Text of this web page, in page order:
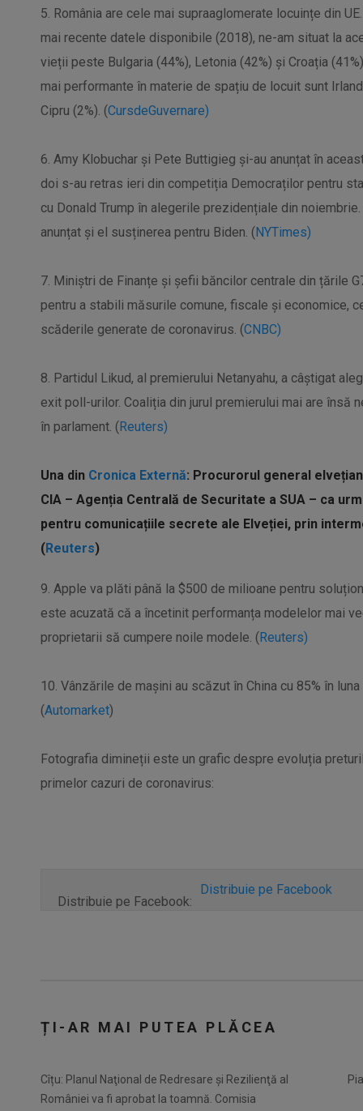
5. România are cele mai supraaglomerate locuințe din
mai recente datele disponibile (2018), ne-am situat la
vieții peste Bulgaria (44%), Letonia (42%) și Croația
mai performante în materie de spațiu de locuit sunt
Cipru (2%). (CursdeGuvernare)
6. Amy Klobuchar și Pete Buttigieg și-au anunțat în
doi s-au retras ieri din competiția Democraților pentru
cu Donald Trump în alegerile prezidențiale din
anunțat și el susținerea pentru Biden. (NYTimes)
7. Miniștri de Finanțe și șefii băncilor centrale din țările
pentru a stabili măsurile comune, fiscale și economice,
scăderile generate de coronavirus. (CNBC)
8. Partidul Likud, al premierului Netanyahu, a câștigat
exit poll-urilor. Coaliția din jurul premierului mai are însă
în parlament. (Reuters)
Una din Cronica Externă: Procurorul general
CIA – Agenția Centrală de Securitate a SUA – ca
pentru comunicațiile secrete ale Elveției, prin
(Reuters)
9. Apple va plăti până la $500 de milioane pentru
este acuzată că a încetinit performanța modelelor mai
proprietarii să cumpere noile modele. (Reuters)
10. Vânzările de mașini au scăzut în China cu 85% în
(Automarket)
Fotografia dimineții este un grafic despre evoluția
primelor cazuri de coronavirus:
Distribuie pe Facebook:
Distribuie pe Facebook
ȚI-AR MAI PUTEA PLĂCEA
Cîțu: Planul Naţional de Redresare şi Rezilienţă al
României va fi aprobat la toamnă. Comisia